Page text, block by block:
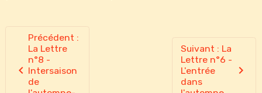
Précédent :
La Lettre
n°8 -
Intersaison
de
Suivant : La
Lettre n°6 -
L'entrée
dans